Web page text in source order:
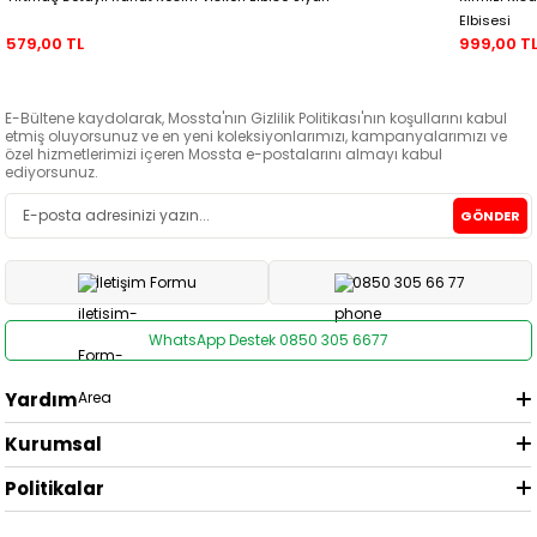
579,00 TL
Elbisesi
999,00
E-Bültene kaydolarak, Mossta'nın Gizlilik Politikası'nın koşullarını kabul
etmiş oluyorsunuz ve en yeni koleksiyonlarımızı, kampanyalarımızı ve
özel hizmetlerimizi içeren Mossta e-postalarını almayı kabul
ediyorsunuz.
GÖNDER
İletişim Formu 0850 305 66 77
WhatsApp Destek 0850 305 6677
Yardım
Kurumsal
Politikalar